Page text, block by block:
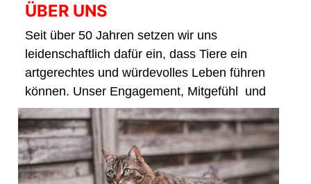
ÜBER UNS
Seit über 50 Jahren setzen wir uns
leidenschaftlich dafür ein, dass Tiere ein
artgerechtes und würdevolles Leben führen
können. Unser Engagement, Mitgefühl
und